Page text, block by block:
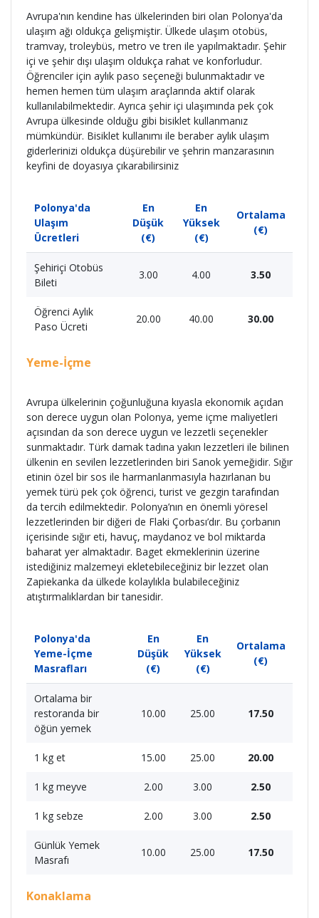
Avrupa'nın kendine has ülkelerinden biri olan Polonya'da
ulaşım ağı oldukça gelişmiştir. Ülkede ulaşım otobüs,
tramvay, troleybüs, metro ve tren ile yapılmaktadır. Şehir
içi ve şehir dışı ulaşım oldukça rahat ve konforludur.
Öğrenciler için aylık paso seçeneği bulunmaktadır ve
hemen hemen tüm ulaşım araçlarında aktif olarak
kullanılabilmektedir. Ayrıca şehir içi ulaşımında pek çok
Avrupa ülkesinde olduğu gibi bisiklet kullanmanız
mümkündür. Bisiklet kullanımı ile beraber aylık ulaşım
giderlerinizi oldukça düşürebilir ve şehrin manzarasının
keyfini de doyasıya çıkarabilirsiniz
Polonya'da
Ulaşım
Ücretleri
En
Düşük
(€)
En
Yüksek
(€)
Ortalama
(€)
Şehiriçi Otobüs
Bileti
3.00 4.00 3.50
Öğrenci Aylık
Paso Ücreti
20.00 40.00 30.00
Yeme-İçme
Avrupa ülkelerinin çoğunluğuna kıyasla ekonomik açıdan
son derece uygun olan Polonya, yeme içme maliyetleri
açısından da son derece uygun ve lezzetli seçenekler
sunmaktadır. Türk damak tadına yakın lezzetleri ile bilinen
ülkenin en sevilen lezzetlerinden biri Sanok yemeğidir. Sığır
etinin özel bir sos ile harmanlanmasıyla hazırlanan bu
yemek türü pek çok öğrenci, turist ve gezgin tarafından
da tercih edilmektedir. Polonya’nın en önemli yöresel
lezzetlerinden bir diğeri de Flaki Çorbası’dır. Bu çorbanın
içerisinde sığır eti, havuç, maydanoz ve bol miktarda
baharat yer almaktadır. Baget ekmeklerinin üzerine
istediğiniz malzemeyi ekletebileceğiniz bir lezzet olan
Zapiekanka da ülkede kolaylıkla bulabileceğiniz
atıştırmalıklardan bir tanesidir.
Polonya'da
Yeme-İçme
Masrafları
En
Düşük
(€)
En
Yüksek
(€)
Ortalama
(€)
Ortalama bir
restoranda bir
öğün yemek
10.00 25.00 17.50
1 kg et 15.00 25.00 20.00
1 kg meyve 2.00 3.00 2.50
1 kg sebze 2.00 3.00 2.50
Günlük Yemek
Masrafı
10.00 25.00 17.50
Konaklama